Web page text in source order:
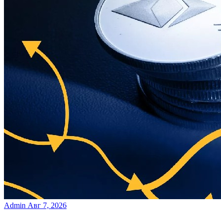
Admin Авг 7, 2026